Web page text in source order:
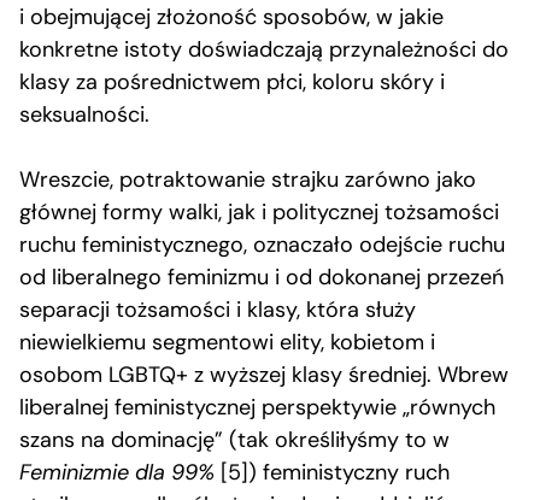
i obejmującej złożoność sposobów, w jakie
konkretne istoty doświadczają przynależności do
klasy za pośrednictwem płci, koloru skóry i
seksualności.
Wreszcie, potraktowanie strajku zarówno jako
głównej formy walki, jak i politycznej tożsamości
ruchu feministycznego, oznaczało odejście ruchu
od liberalnego feminizmu i od dokonanej przezeń
separacji tożsamości i klasy, która służy
niewielkiemu segmentowi elity, kobietom i
osobom LGBTQ+ z wyższej klasy średniej. Wbrew
liberalnej feministycznej perspektywie „równych
szans na dominację” (tak określiłyśmy to w
Feminizmie dla 99% [5]) feministyczny ruch